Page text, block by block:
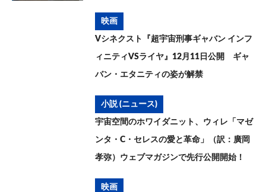
映画
Vシネクスト『超宇宙刑事ギャバン インフ
ィニティVSライヤ』12月11日公開 ギャ
バン・エタニティの姿が解禁
小説 (ニュース)
宇宙空間のホワイダニット、ウィレ「マゼ
ンタ・C・セレスの愛と革命」（訳：廣岡
孝弥）ウェブマガジンで先行公開開始！
映画